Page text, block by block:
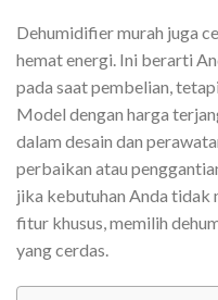
Dehumidifier murah juga
hemat energi. Ini berarti
pada saat pembelian,
Model dengan harga
dalam desain dan
perbaikan atau
jika kebutuhan Anda tidak
fitur khusus, memilih
yang cerdas.